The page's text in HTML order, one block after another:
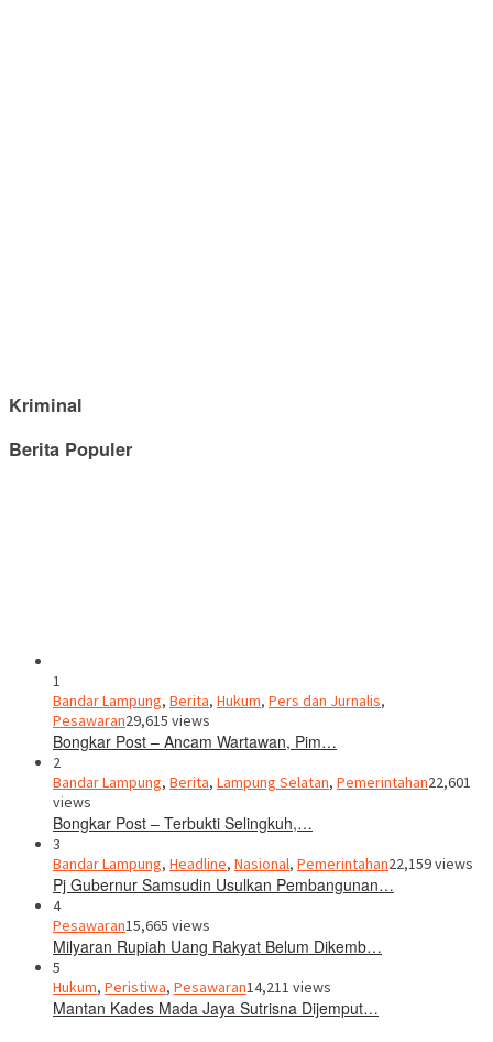
Kriminal
Berita Populer
1
Bandar Lampung, Berita, Hukum, Pers dan Jurnalis,
Pesawaran29,615 views
Bongkar Post – Ancam Wartawan, Pim…
2
Bandar Lampung, Berita, Lampung Selatan, Pemerintahan22,601
views
Bongkar Post – Terbukti Selingkuh,…
3
Bandar Lampung, Headline, Nasional, Pemerintahan22,159 views
Pj Gubernur Samsudin Usulkan Pembangunan…
4
Pesawaran15,665 views
Milyaran Rupiah Uang Rakyat Belum Dikemb…
5
Hukum, Peristiwa, Pesawaran14,211 views
Mantan Kades Mada Jaya Sutrisna Dijemput…